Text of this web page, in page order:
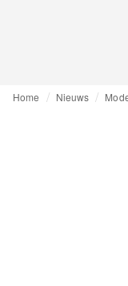
Home Nieuws